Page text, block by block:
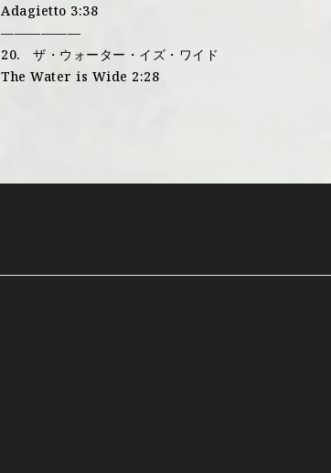
Adagietto 3:38
——————
20. ザ・ウォーター・イズ・ワイド
The Water is Wide 2:28